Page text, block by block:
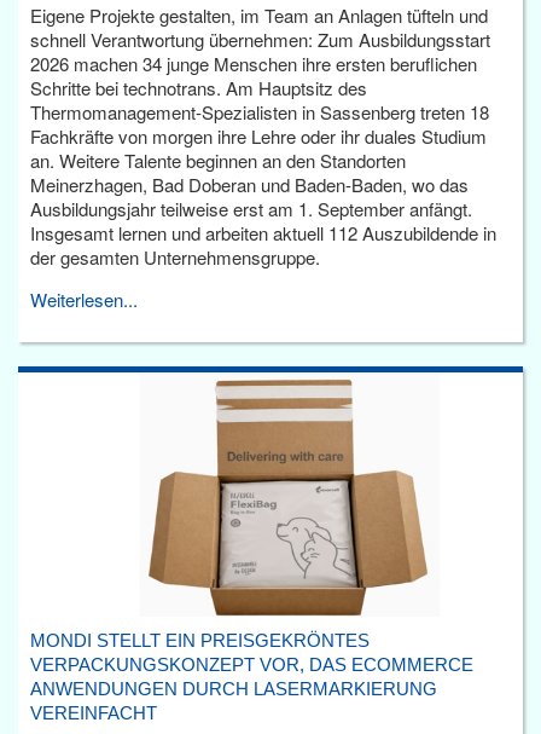
Eigene Projekte gestalten, im Team an Anlagen tüfteln und
schnell Verantwortung übernehmen: Zum Ausbildungsstart
2026 machen 34 junge Menschen ihre ersten beruflichen
Schritte bei technotrans. Am Hauptsitz des
Thermomanagement-Spezialisten in Sassenberg treten 18
Fachkräfte von morgen ihre Lehre oder ihr duales Studium
an. Weitere Talente beginnen an den Standorten
Meinerzhagen, Bad Doberan und Baden-Baden, wo das
Ausbildungsjahr teilweise erst am 1. September anfängt.
Insgesamt lernen und arbeiten aktuell 112 Auszubildende in
der gesamten Unternehmensgruppe.
Weiterlesen...
MONDI STELLT EIN PREISGEKRÖNTES
VERPACKUNGSKONZEPT VOR, DAS ECOMMERCE
ANWENDUNGEN DURCH LASERMARKIERUNG
VEREINFACHT